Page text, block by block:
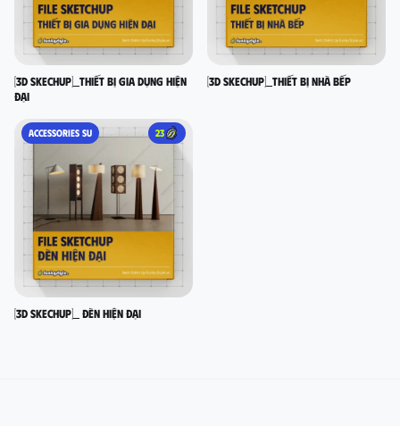
[3D SKECHUP]_Thiết bị gia dụng hiện
đại
[3D SKECHUP]_Thiết bị nhà bếp
ACCESSORIES SU 23
[3D SKECHUP]_ Đèn hiện đại